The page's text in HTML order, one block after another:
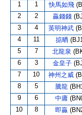
1
1 快馬如飛
2 2 贏錢錢
3 4 英明神武
4 11 掂晒
5 7 北龍泉
6 3 金皇子
7 10 神州之威
8 5 騰龍
9 6 中庸
10 8 即贏